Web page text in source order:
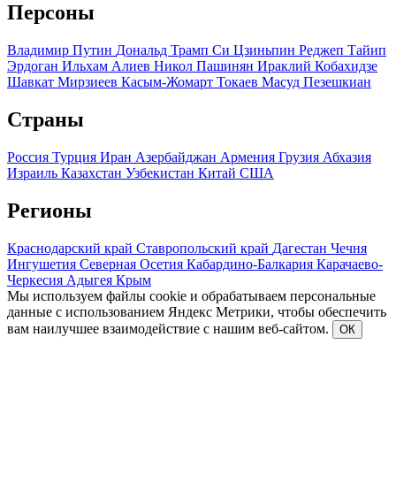
Персоны
Владимир Путин Дональд Трамп Си Цзиньпин Реджеп Тайип
Эрдоган Ильхам Алиев Никол Пашинян Ираклий Кобахидзе
Шавкат Мирзиеев Касым-Жомарт Токаев Масуд Пезешкиан
Страны
Россия Турция Иран Азербайджан Армения Грузия Абхазия
Израиль Казахстан Узбекистан Китай США
Регионы
Краснодарский край Ставропольский край Дагестан Чечня
Ингушетия Северная Осетия Кабардино-Балкария Карачаево-
Черкесия Адыгея Крым
Мы используем файлы cookie и обрабатываем персональные
данные с использованием Яндекс Метрики, чтобы обеспечить
вам наилучшее взаимодействие с нашим веб-сайтом.
ОК